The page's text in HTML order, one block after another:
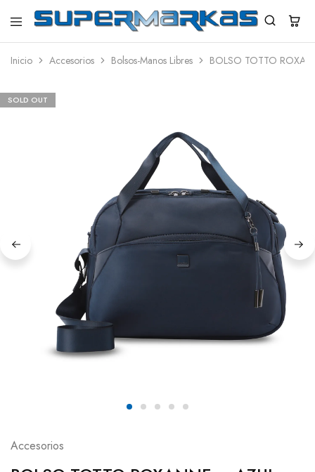
SuperMarkas
Ropa
con
Inicio Accesorios Bolsos-Manos Libres BOLSO TOTTO
SOLD OUT
Accesorios